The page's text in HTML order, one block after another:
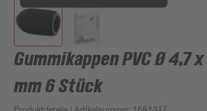
Gummikappen PVC Ø 4,7 x
mm 6 Stück